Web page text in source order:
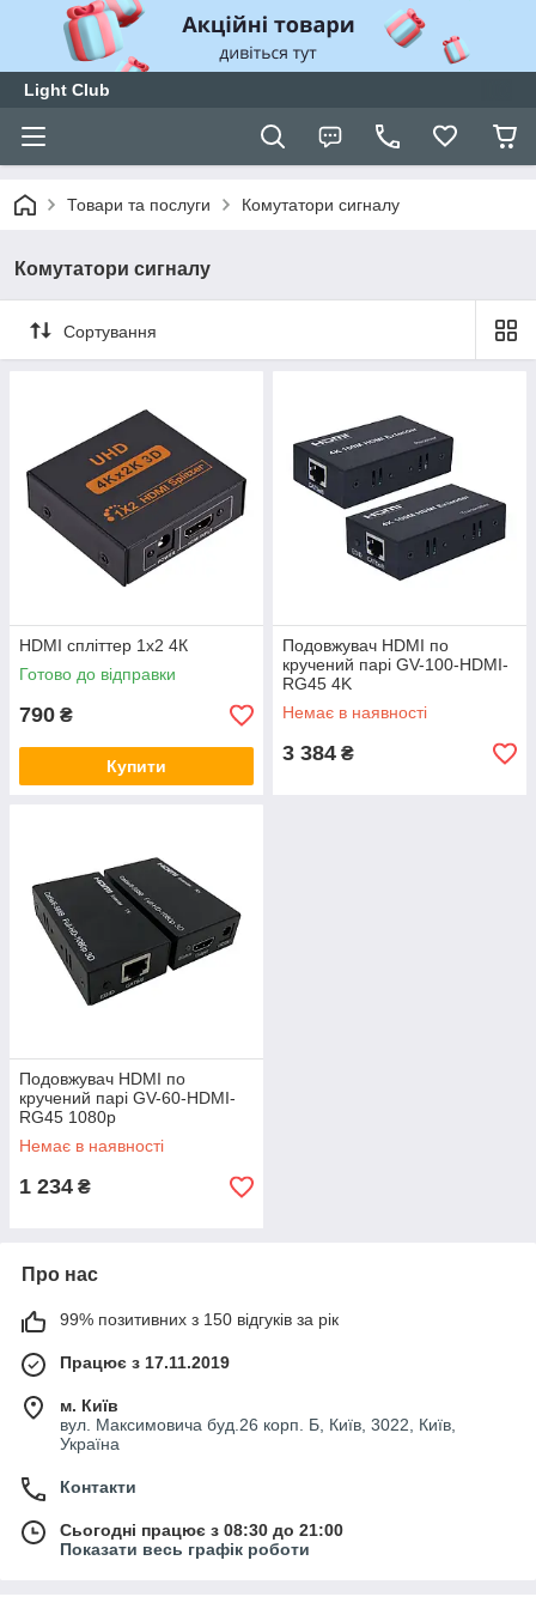
Light Club
Товари та послуги Комутатори сигналу
Комутатори сигналу
Сортування
HDMI спліттер 1x2 4К
Готово до відправки
790 ₴
Купити
Подовжувач HDMI по
кручений парі GV-100-HDMI-
RG45 4K
Немає в наявності
3 384 ₴
Подовжувач HDMI по
кручений парі GV-60-HDMI-
RG45 1080p
Немає в наявності
1 234 ₴
Про нас
99% позитивних з 150 відгуків за рік
Працює з 17.11.2019
м. Київ
вул. Максимовича буд.26 корп. Б, Київ, 3022, Київ,
Україна
Контакти
Сьогодні працює з 08:30 до 21:00
Показати весь графік роботи